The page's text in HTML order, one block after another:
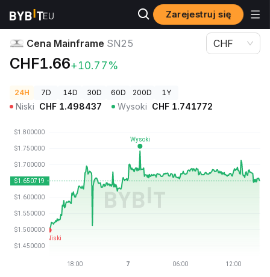
Zarejestruj się
Ceny kryptowalut Cena Mainframe SN25
Cena Mainframe SN25
CHF1.66+10.77%
CHF
24H 7D 14D 30D 60D 200D 1Y
Niski CHF 1.498437 Wysoki CHF 1.741772